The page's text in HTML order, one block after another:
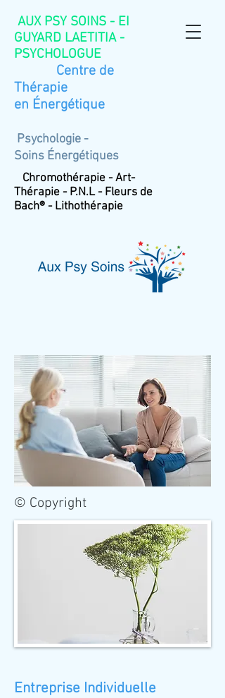
AUX PSY SOINS - EI
GUYARD LAETITIA -
PSYCHOLOGUE
Centre de
Thérapie
en Énergétique
Psychologie -
Soins Énergétiques
Chromothérapie - Art-
Thérapie - P.N.L - Fleurs de
Bach® - Lithothérapie
© Copyright
Entreprise Individuelle